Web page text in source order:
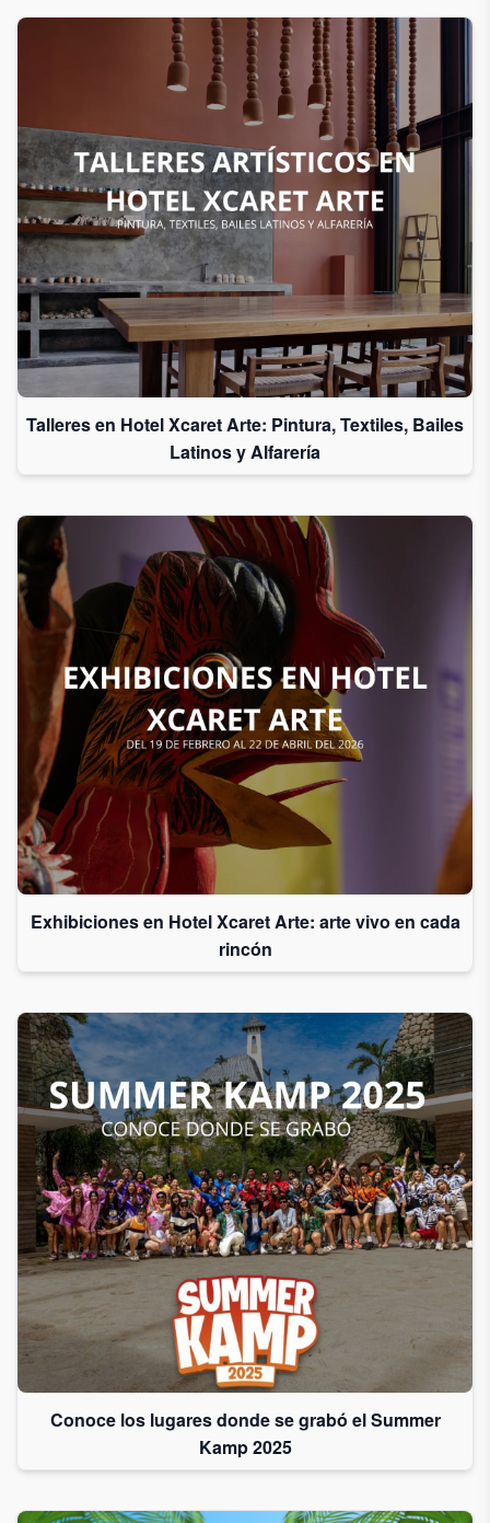
Talleres en Hotel Xcaret Arte: Pintura, Textiles, Bailes
Latinos y Alfarería
Exhibiciones en Hotel Xcaret Arte: arte vivo en cada
rincón
Conoce los lugares donde se grabó el Summer
Kamp 2025